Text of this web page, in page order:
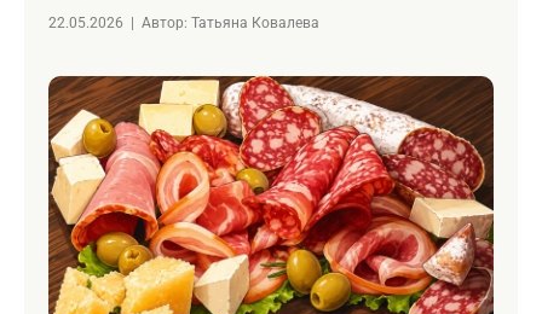
22.05.2026 Автор: Татьяна Ковалева